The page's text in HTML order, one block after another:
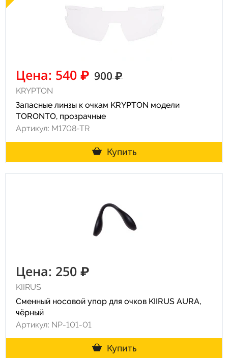
Цена: 540 ₽ 900 ₽
KRYPTON
Запасные линзы к очкам KRYPTON модели
TORONTO, прозрачные
Артикул: M1708-TR
Купить
Цена: 250 ₽
KIIRUS
Сменный носовой упор для очков KIIRUS AURA,
чёрный
Артикул: NP-101-01
Купить